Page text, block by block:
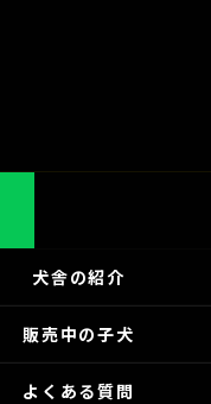
犬舎の紹介
販売中の子犬
よくある質問